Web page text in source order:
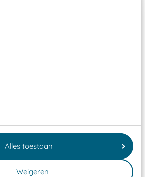
Alles toestaan
Weigeren